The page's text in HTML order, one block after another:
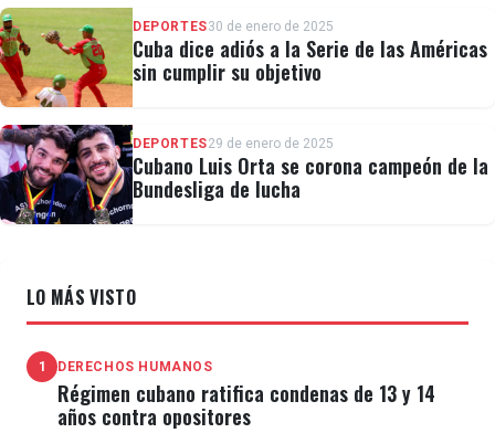
DEPORTES30 de enero de 2025
Cuba dice adiós a la Serie de las Américas
sin cumplir su objetivo
DEPORTES29 de enero de 2025
Cubano Luis Orta se corona campeón de la
Bundesliga de lucha
LO MÁS VISTO
1 DERECHOS HUMANOS
Régimen cubano ratifica condenas de 13 y 14
años contra opositores